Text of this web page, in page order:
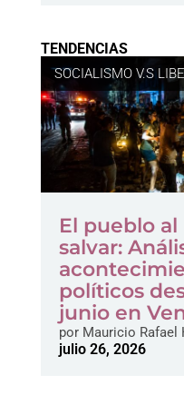
TENDENCIAS
SOCIALISMO V.S
El pueblo
salvar:
políticos
junio en
porMauricio Rafael
julio 26, 2026